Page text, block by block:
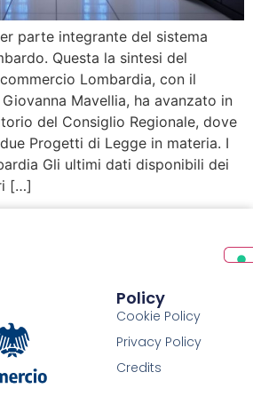
parte integrante del sistema
Questa la sintesi del
Lombardia, con il
Mavellia, ha avanzato in
del Consiglio Regionale, dove
Progetti di Legge in materia. I
Gli ultimi dati disponibili dei
[…]
Policy
Cookie Policy
Privacy Policy
Credits